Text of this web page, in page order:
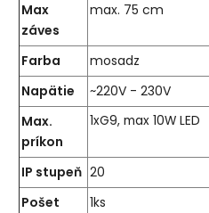
Max
záves
max. 75 cm
Farba
mosadz
Napätie
~220V - 230V
Max.
príkon
1xG9, max 10W LED
IP stupeň 20
Pošet
1ks